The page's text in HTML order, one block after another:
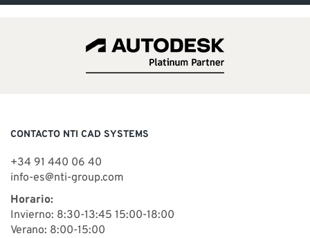
CONTACTO NTI CAD SYSTEMS
+34 91 440 06 40
info-es@nti-group.com
Horario:
Invierno: 8:30-13:45 15:00-18:00
Verano: 8:00-15:00